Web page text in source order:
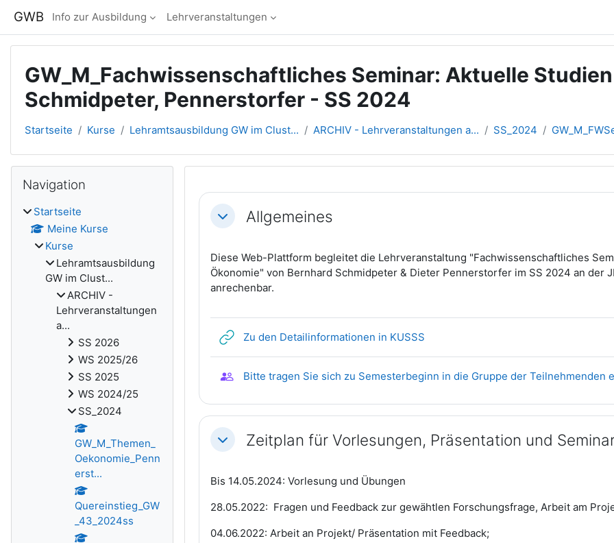
GWB Info zur Ausbildung Lehrveranstaltungen
GW_M_Fachwissenschaftliches Seminar: Aktuelle
Schmidpeter, Pennerstorfer - SS 2024
Startseite Kurse Lehramtsausbildung GW im Clust... ARCHIV - Lehrveranstaltungen a... SS_2024
Abschnittsübersicht
EinklappenAllgemeines
Diese Web-Plattform begleitet die Lehrveranstaltung "Fachwissenschaftliches
Ökonomie" von Bernhard Schmidpeter & Dieter Pennerstorfer im SS 2024 an der
anrechenbar.
Zu den Detailinformationen in KUSSSLink/URL
Bitte tragen Sie sich zu Semesterbeginn in die Gruppe der Teilnehmenden
EinklappenZeitplan für Vorlesungen, Präsentation und
Bis 14.05.2024: Vorlesung und Übungen
28.05.2022: Fragen und Feedback zur gewähtlen Forschungsfrage, Arbeit am
04.06.2022: Arbeit an Projekt/ Präsentation mit Feedback;
Blöcke
Navigation
Startseite
Meine Kurse
Kurse
Lehramtsausbildung
GW im Clust...
ARCHIV -
Lehrveranstaltungen
a...
SS 2026
WS 2025/26
SS 2025
WS 2024/25
SS_2024
GW_M_Themen_
Oekonomie_Penn
erst...
Quereinstieg_GW
_43_2024ss